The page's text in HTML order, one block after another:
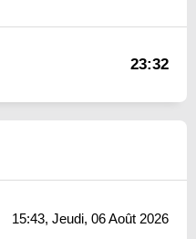
23:32
15:43, Jeudi, 06 Août 2026